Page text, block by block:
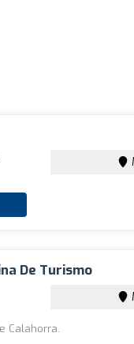
De Turismo
Calahorra.